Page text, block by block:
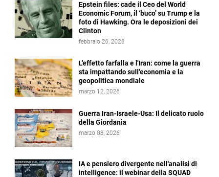
Epstein files: cade il Ceo del World
Economic Forum, il ‘buco’ su Trump e la
foto di Hawking. Ora le deposizioni dei
Clinton
febbraio 26, 2026
L’effetto farfalla e l'Iran: come la guerra
sta impattando sull'economia e la
geopolitica mondiale
marzo 12, 2026
Guerra Iran-Israele-Usa: Il delicato ruolo
della Giordania
marzo 08, 2026
IA e pensiero divergente nell'analisi di
intelligence: il webinar della SQUAD